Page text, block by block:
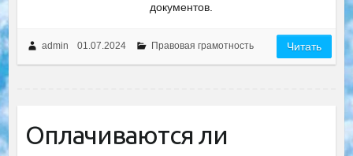
документов.
admin 01.07.2024 Правовая грамотность Читать
Оплачиваются ли